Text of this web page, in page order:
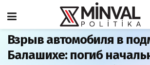
Главная
Взрыв автомобиля в
Балашихе: погиб